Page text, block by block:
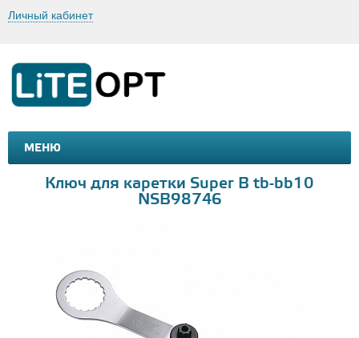
Личный кабинет
МЕНЮ
МАШИНКИ И МОТОЦИКЛЫ
Ключ для каретки Super B tb-bb10
NSB98746